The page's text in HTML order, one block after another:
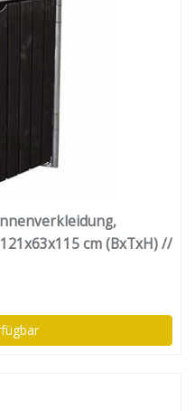
cm (BxTxH) //
140l Volumen